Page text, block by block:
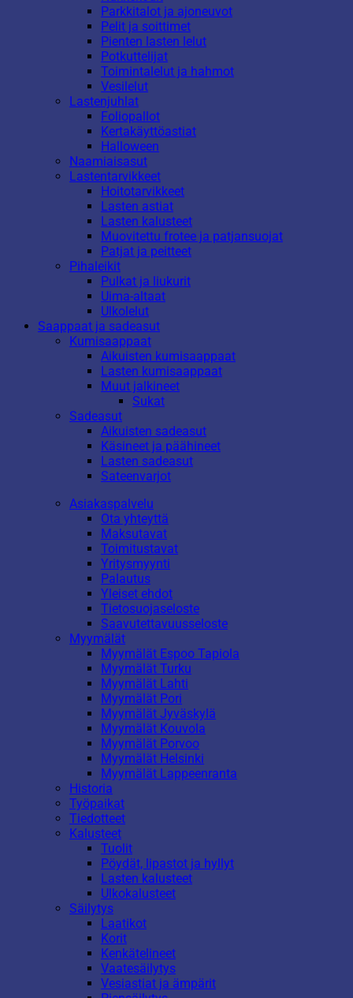
Parkkitalot ja ajoneuvot
Pelit ja soittimet
Pienten lasten lelut
Potkuttelijat
Toimintalelut ja hahmot
Vesilelut
Lastenjuhlat
Foliopallot
Kertakäyttöastiat
Halloween
Naamiaisasut
Lastentarvikkeet
Hoitotarvikkeet
Lasten astiat
Lasten kalusteet
Muovitettu frotee ja patjansuojat
Patjat ja peitteet
Pihaleikit
Pulkat ja liukurit
Uima-altaat
Ulkolelut
Saappaat ja sadeasut
Kumisaappaat
Aikuisten kumisaappaat
Lasten kumisaappaat
Muut jalkineet
Sukat
Sadeasut
Aikuisten sadeasut
Käsineet ja päähineet
Lasten sadeasut
Sateenvarjot
Asiakaspalvelu
Ota yhteyttä
Maksutavat
Toimitustavat
Yritysmyynti
Palautus
Yleiset ehdot
Tietosuojaseloste
Saavutettavuusseloste
Myymälät
Myymälät Espoo Tapiola
Myymälät Turku
Myymälät Lahti
Myymälät Pori
Myymälät Jyväskylä
Myymälät Kouvola
Myymälät Porvoo
Myymälät Helsinki
Myymälät Lappeenranta
Historia
Työpaikat
Tiedotteet
Kalusteet
Tuolit
Pöydät, lipastot ja hyllyt
Lasten kalusteet
Ulkokalusteet
Säilytys
Laatikot
Korit
Kenkätelineet
Vaatesäilytys
Vesiastiat ja ämpärit